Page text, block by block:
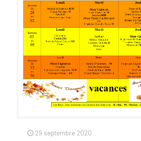
29 septembre 2020